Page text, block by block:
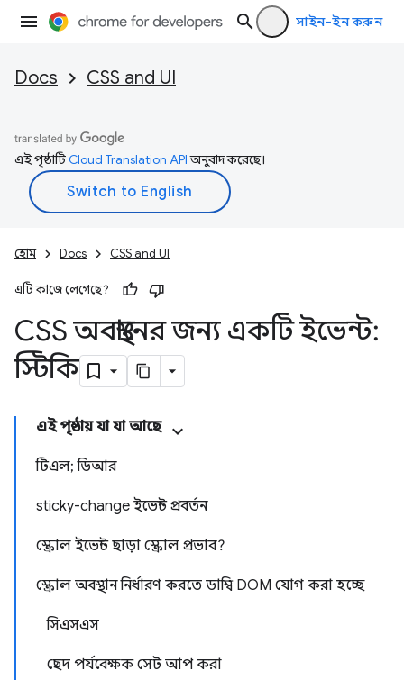
সাইন-ইন করুন
Docs CSS and UI
এই পৃষ্ঠাটিCloud Translation APIঅনুবাদ করেছে।
হোম Docs CSS and UI
এটি কাজে লেগেছে?
CSS অবস্থানের জন্য একটি ইভেন্ট:
স্টিকি
এই পৃষ্ঠায় যা যা আছে
টিএল; ডিআর
sticky-change ইভেন্ট প্রবর্তন
স্ক্রোল ইভেন্ট ছাড়া স্ক্রোল প্রভাব?
স্ক্রোল অবস্থান নির্ধারণ করতে ডাম্বি DOM যোগ করা হচ্ছে
সিএসএস
ছেদ পর্যবেক্ষক সেট আপ করা